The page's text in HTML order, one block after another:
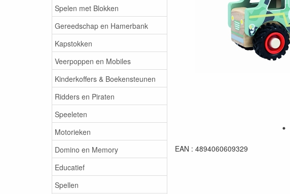
Spelen met Blokken
Gereedschap en Hamerbank
Kapstokken
Veerpoppen en Mobiles
Kinderkoffers & Boekensteunen
Ridders en Piraten
Speeleten
Motorieken
Domino en Memory
Educatief
Spellen
EAN : 4894060609329